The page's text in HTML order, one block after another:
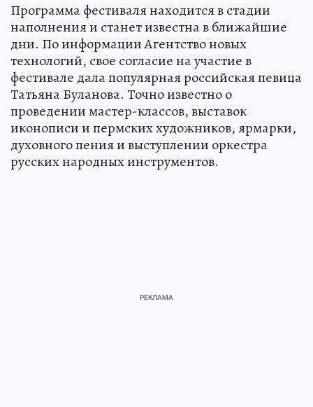
Программа фестиваля находится в стадии
наполнения и станет известна в ближайшие
дни. По информации Агентство новых
технологий, свое согласие на участие в
фестивале дала популярная российская певица
Татьяна Буланова. Точно известно о
проведении мастер-классов, выставок
иконописи и пермских художников, ярмарки,
духовного пения и выступлении оркестра
русских народных инструментов.